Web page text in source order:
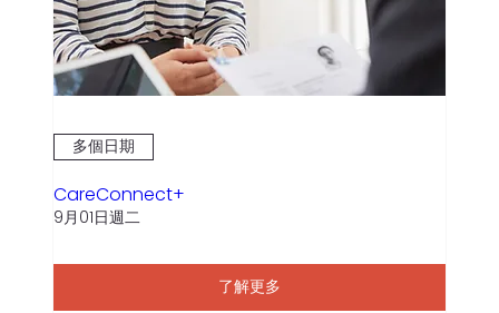
多個日期
CareConnect+
9月01日週二
了解更多